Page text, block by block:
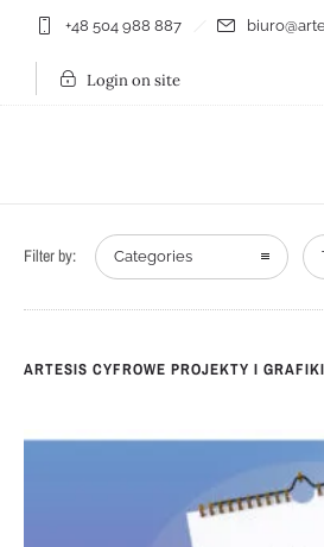
+48 504 988 887
Login on site
Filter by: Categories
ARTESIS CYFROWE PROJEKTY I